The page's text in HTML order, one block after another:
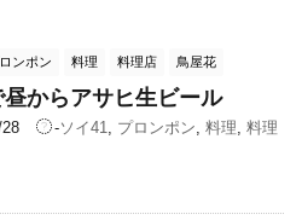
ンポン 料理 料理店 鳥屋花
からアサヒ生ビール
28 -ソイ41 プロンポン 料理 料理